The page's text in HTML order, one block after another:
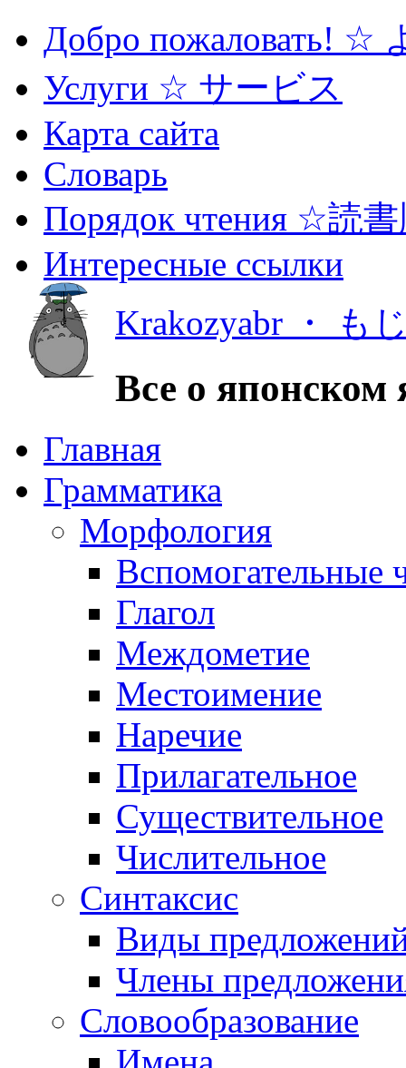
Добро пожаловать! ☆
Услуги ☆ サービス
Карта сайта
Словарь
Порядок чтения ☆読
Интересные ссылки
Krakozyabr ・ も
Все о японском
Главная
Грамматика
Морфология
Вспомогательные
Глагол
Междометие
Местоимение
Наречие
Прилагательное
Существительное
Числительное
Синтаксис
Виды
Члены
Словообразование